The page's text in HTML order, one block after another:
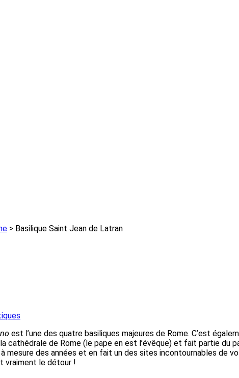
> Basilique Saint Jean de Latran
est l’une des quatre basiliques majeures de Rome. C’est
de Rome (le pape en est l’évêque) et fait partie du
des années et en fait un des sites incontournables de
vraiment le détour !